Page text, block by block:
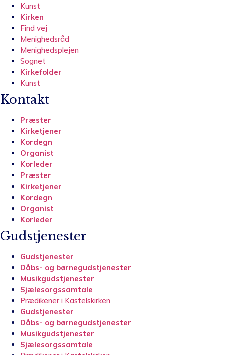
Kunst
Kirken
Find vej
Menighedsråd
Menighedsplejen
Sognet
Kirkefolder
Kunst
Kontakt
Præster
Kirketjener
Kordegn
Organist
Korleder
Præster
Kirketjener
Kordegn
Organist
Korleder
Gudstjenester
Gudstjenester
Dåbs- og børnegudstjenester
Musikgudstjenester
Sjælesorgssamtale
Prædikener i Kastelskirken
Gudstjenester
Dåbs- og børnegudstjenester
Musikgudstjenester
Sjælesorgssamtale